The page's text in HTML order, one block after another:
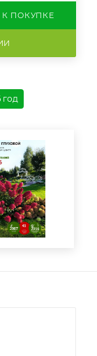
ПОКУПКЕ
год